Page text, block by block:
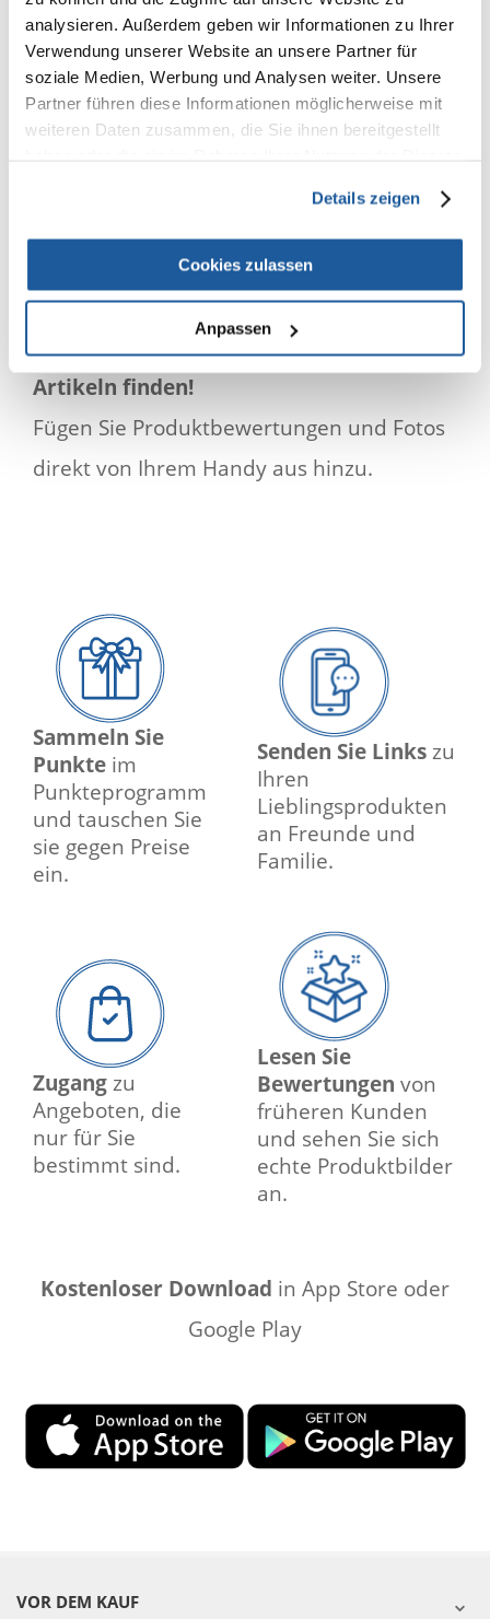
analysieren. Außerdem geben wir Informationen zu Ihrer
Verwendung unserer Website an unsere Partner für
soziale Medien, Werbung und Analysen weiter. Unsere
Partner führen diese Informationen möglicherweise mit
weiteren Daten zusammen, die Sie ihnen bereitgestellt
Details zeigen
Cookies zulassen
Anpassen
Dank der Filtermöglichkeit können Sie ganz
einfach ein Produkt aus über13.000
Artikeln finden!
Fügen Sie Produktbewertungen und Fotos
direkt von Ihrem Handy aus hinzu.
Sammeln Sie
Punkte im
Punkteprogramm
und tauschen Sie
sie gegen Preise
ein.
Senden Sie Links zu
Ihren
Lieblingsprodukten
an Freunde und
Familie.
Zugang zu
Angeboten, die
nur für Sie
bestimmt sind.
Lesen Sie
Bewertungen von
früheren Kunden
und sehen Sie sich
echte Produktbilder
an.
Kostenloser Download in App Store oder
Google Play
VOR DEM KAUF